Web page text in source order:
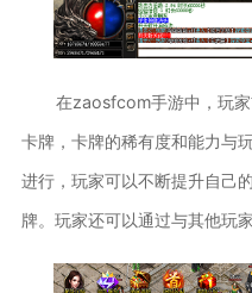
在zaosfcom手游中，玩
卡牌，卡牌的稀有度和能力与
进行，玩家可以不断提升自己
牌。玩家还可以通过与其他玩